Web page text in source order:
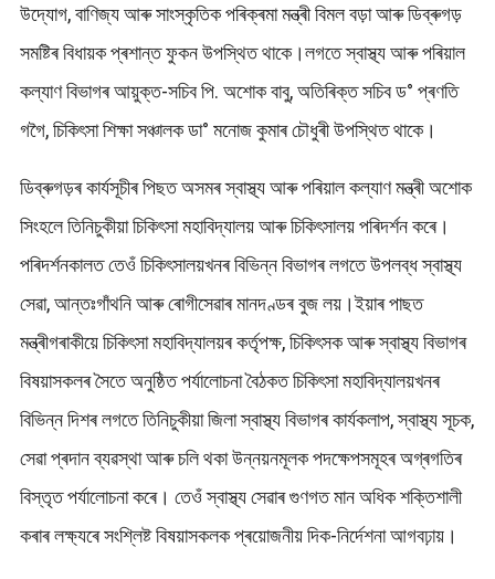
উদ্যোগ, বাণিজ্য আৰু সাংস্কৃতিক পৰিক্ৰমা মন্ত্ৰী বিমল বড়া আৰু ডিব্ৰুগড়
সমষ্টিৰ বিধায়ক প্ৰশান্ত ফুকন উপস্থিত থাকে।লগতে স্বাস্থ্য আৰু পৰিয়াল
কল্যাণ বিভাগৰ আয়ুক্ত-সচিব পি. অশোক বাবু, অতিৰিক্ত সচিব ড° প্ৰণতি
গগৈ, চিকিৎসা শিক্ষা সঞ্চালক ডা° মনোজ কুমাৰ চৌধুৰী উপস্থিত থাকে।
ডিব্ৰুগড়ৰ কাৰ্যসূচীৰ পিছত অসমৰ স্বাস্থ্য আৰু পৰিয়াল কল্যাণ মন্ত্ৰী অশোক
সিংহলে তিনিচুকীয়া চিকিৎসা মহাবিদ্যালয় আৰু চিকিৎসালয় পৰিদৰ্শন কৰে।
পৰিদৰ্শনকালত তেওঁ চিকিৎসালয়খনৰ বিভিন্ন বিভাগৰ লগতে উপলব্ধ স্বাস্থ্য
সেৱা, আন্তঃগাঁথনি আৰু ৰোগীসেৱাৰ মানদণ্ডৰ বুজ লয়।ইয়াৰ পাছত
মন্ত্ৰীগৰাকীয়ে চিকিৎসা মহাবিদ্যালয়ৰ কৰ্তৃপক্ষ, চিকিৎসক আৰু স্বাস্থ্য বিভাগৰ
বিষয়াসকলৰ সৈতে অনুষ্ঠিত পৰ্যালোচনা বৈঠকত চিকিৎসা মহাবিদ্যালয়খনৰ
বিভিন্ন দিশৰ লগতে তিনিচুকীয়া জিলা স্বাস্থ্য বিভাগৰ কাৰ্যকলাপ, স্বাস্থ্য সূচক,
সেৱা প্ৰদান ব্যৱস্থা আৰু চলি থকা উন্নয়নমূলক পদক্ষেপসমূহৰ অগ্ৰগতিৰ
বিস্তৃত পৰ্যালোচনা কৰে। তেওঁ স্বাস্থ্য সেৱাৰ গুণগত মান অধিক শক্তিশালী
কৰাৰ লক্ষ্যৰে সংশ্লিষ্ট বিষয়াসকলক প্ৰয়োজনীয় দিক-নিৰ্দেশনা আগবঢ়ায়।